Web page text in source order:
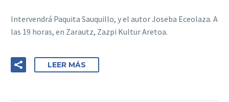
Intervendrá Paquita Sauquillo, y el autor Joseba Eceolaza. A
las 19 horas, en Zarautz, Zazpi Kultur Aretoa.
LEER MÁS